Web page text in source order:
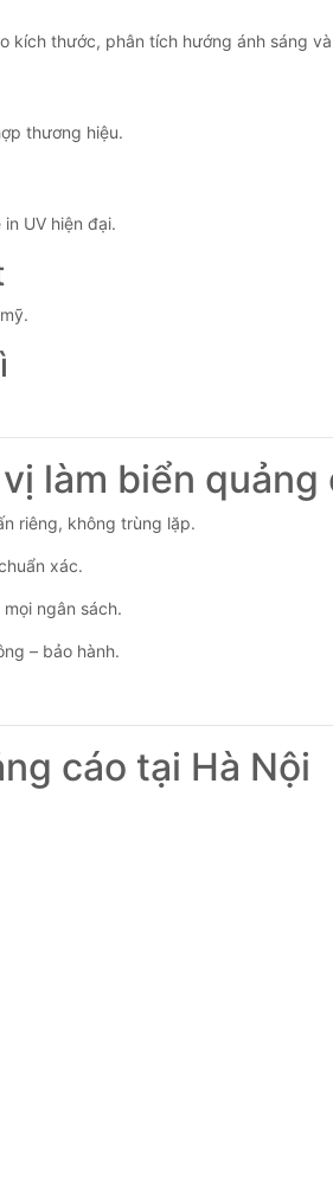
thước, phân tích hướng ánh sáng
thương hiệu.
UV hiện đại.
làm biển quảng
riêng, không trùng lặp.
xác.
ngân sách.
– bảo hành.
cáo tại Hà Nội